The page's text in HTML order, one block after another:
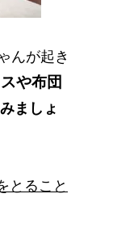
んが起き
や布団
ましょ
とること